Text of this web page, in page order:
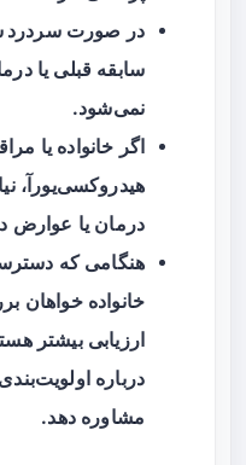
در صورتسردرد
سابقه قبلی یا
نمی‌شود.
اگر خانواده یا
هیدروکسی‌یورآ،
درمان یا عوارض
خانواده خواهان
ارزیابی بیشتر
درباره
مشاوره دهد.